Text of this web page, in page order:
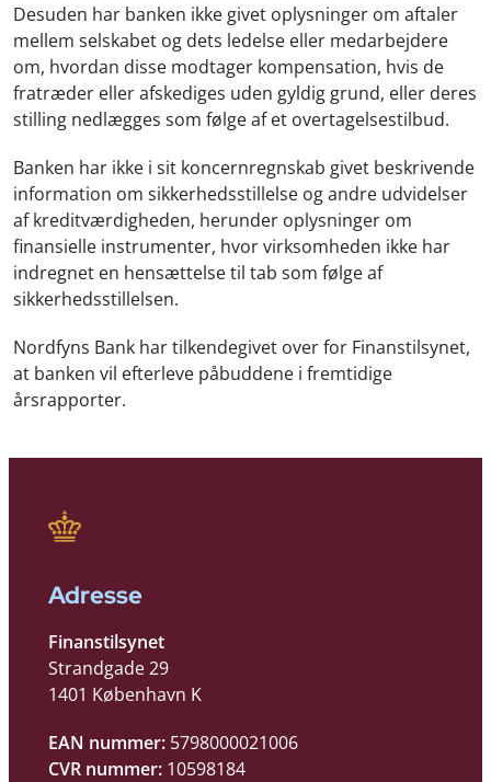
Desuden har banken ikke givet oplysninger om aftaler
mellem selskabet og dets ledelse eller medarbejdere
om, hvordan disse modtager kompensation, hvis de
fratræder eller afskediges uden gyldig grund, eller deres
stilling nedlægges som følge af et overtagelsestilbud.
Banken har ikke i sit koncernregnskab givet beskrivende
information om sikkerhedsstillelse og andre udvidelser
af kreditværdigheden, herunder oplysninger om
finansielle instrumenter, hvor virksomheden ikke har
indregnet en hensættelse til tab som følge af
sikkerhedsstillelsen.
Nordfyns Bank har tilkendegivet over for Finanstilsynet,
at banken vil efterleve påbuddene i fremtidige
årsrapporter.
Adresse
Finanstilsynet
Strandgade 29
1401 København K
EAN nummer: 5798000021006
CVR nummer: 10598184